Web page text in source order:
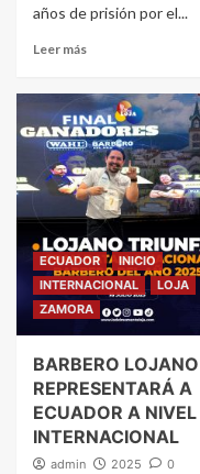
años de prisión por el...
Leer más
ECUADOR
INICIO
INTERNACIONAL
LOJA
ZAMORA
BARBERO LOJANO
REPRESENTARÁ A
ECUADOR A NIVEL
INTERNACIONAL
admin 2025 0